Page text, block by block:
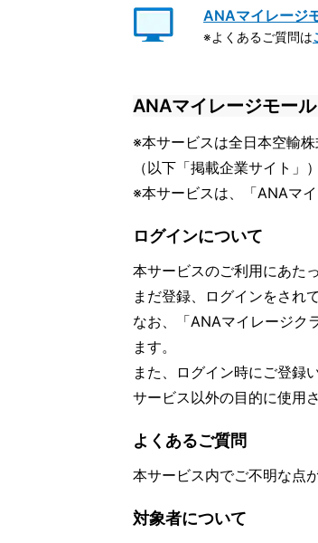
ANAマイレージ
※よくあるご質問は
ANAマイレージモー
※本サービスは全日本空輸
（以下「掲載企業サイト」
※本サービスは、「ANAマ
ログインについて
本サービスのご利用にあた
まだ登録、ログインをされ
なお、「ANAマイレージク
ます。
また、ログイン時にご登録
サービス以外の目的に使用
よくあるご質問
本サービス内でご不明な点
対象者について